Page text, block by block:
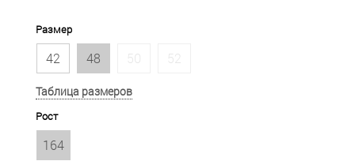
Размер
42 48 50 52
Таблица размеров
Рост
164